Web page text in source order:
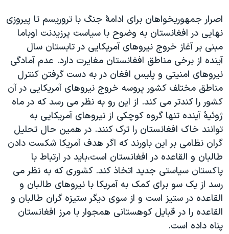
اصرار جمهوریخواهان برای ادامۀ جنگ با تروریسم تا پیروزی
نهایی در افغانستان به وضوح با سیاست پرزیدنت اوباما
مبنی بر آغاز خروج نیروهای آمریکایی در تابستان سال
آینده از برخی مناطق افغانستان مغایرت دارد. عدم آمادگی
نیروهای امنیتی و پلیس افغان در به دست گرفتن کنترل
مناطق مختلف کشور پروسه خروج نیروهای آمریکایی در آن
کشور را کندتر می کند. از این رو به نظر می رسد که در ماه
ژوئیۀ آینده تنها گروه کوچکی از نیروهای آمریکایی به
توانند خاک افغانستان را ترک کنند. در همین حال تحلیل
گران نظامی بر این باورند که اگر هدف آمریکا شکست دادن
طالبان و القاعده در افغانستان است،باید در ارتباط با
پاکستان سیاستی جدید اتخاذ کند. کشوری که به نظر می
رسد از یک سو برای کمک به آمریکا با نیروهای طالبان و
القاعده در ستیز است و از سوی دیگر ستیزه گران طالبان و
القاعده را در قبایل کوهستانی همجوار با مرز افغانستان
پناه داده است.